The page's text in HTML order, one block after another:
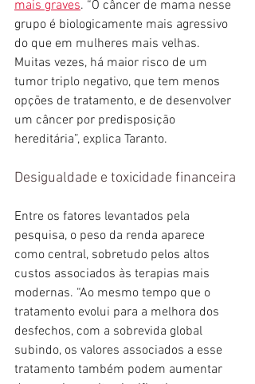
mais graves. “O câncer de mama nesse
grupo é biologicamente mais agressivo
do que em mulheres mais velhas.
Muitas vezes, há maior risco de um
tumor triplo negativo, que tem menos
opções de tratamento, e de desenvolver
um câncer por predisposição
hereditária”, explica Taranto.
Desigualdade e toxicidade financeira
Entre os fatores levantados pela
pesquisa, o peso da renda aparece
como central, sobretudo pelos altos
custos associados às terapias mais
modernas. “Ao mesmo tempo que o
tratamento evolui para a melhora dos
desfechos, com a sobrevida global
subindo, os valores associados a esse
tratamento também podem aumentar